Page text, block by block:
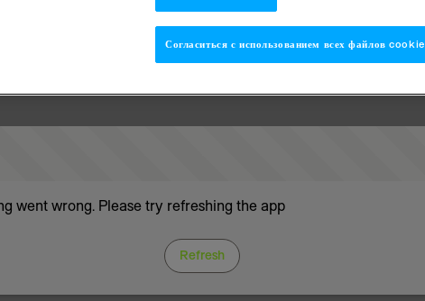
went wrong. Please try refreshing the app
Refresh
Согласиться с использованием всех файлов cookie